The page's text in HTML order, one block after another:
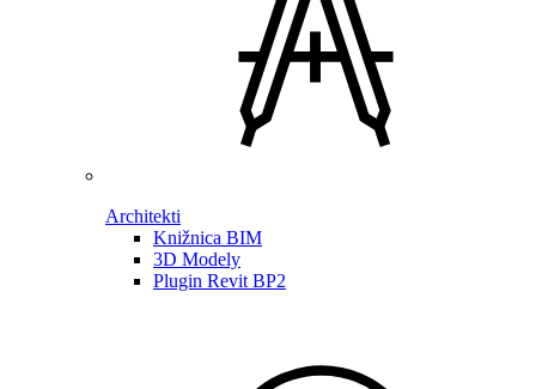
Architekti
Knižnica BIM
3D Modely
Plugin Revit BP2